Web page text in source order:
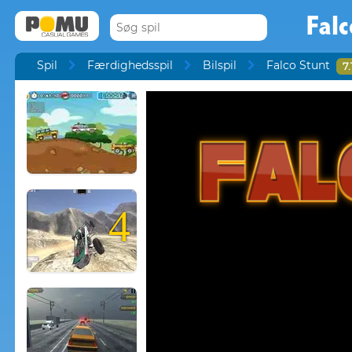
Spil Færdighedsspil Bilspil Falco Stunt
4